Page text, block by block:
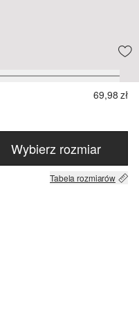
69,98 zł
Wybierz rozmiar
Tabela rozmiarów